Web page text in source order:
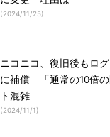
(2024/11/25)
ニコニコ、復旧後もロ
に補償 「通常の10倍
ト混雑
(2024/11/1)